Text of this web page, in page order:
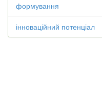
формування
інноваційний потенціал